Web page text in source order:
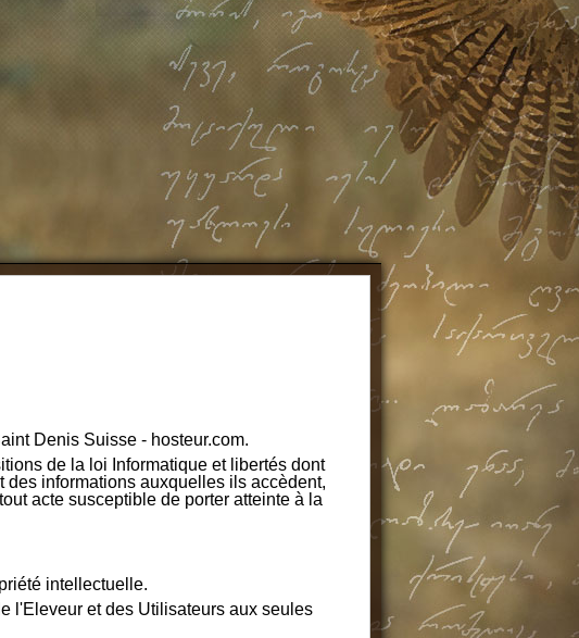
Denis Suisse - hosteur.com.
de la loi Informatique et libertés dont
des informations auxquelles ils accèdent,
acte susceptible de porter atteinte à la
intellectuelle.
l'Eleveur et des Utilisateurs aux seules